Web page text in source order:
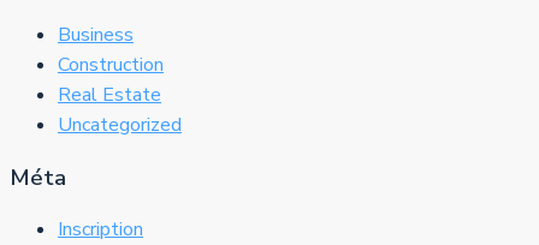
Business
Construction
Real Estate
Uncategorized
Méta
Inscription